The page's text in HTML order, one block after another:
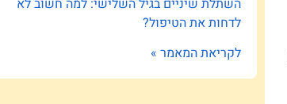
השתלת שיניים בגיל השלישי: למה חשוב לא
לדחות את הטיפול?
לקריאת המאמר »